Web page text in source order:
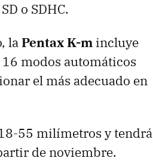
o SDHC.
laPentax K-m incluye
modos automáticos
el más adecuado en
55 milímetros y tendrá
de noviembre.